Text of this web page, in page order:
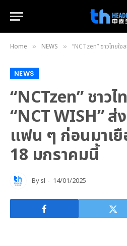
Home » NEWS » “NCTzen” ชาวไทยใจละลาย!
NEWS
“NCTzen” ชาวไ
“NCT WISH”
แฟน ๆ ก่อนมาเ
18 มกราคมนี้
Bysl 14/01/2025